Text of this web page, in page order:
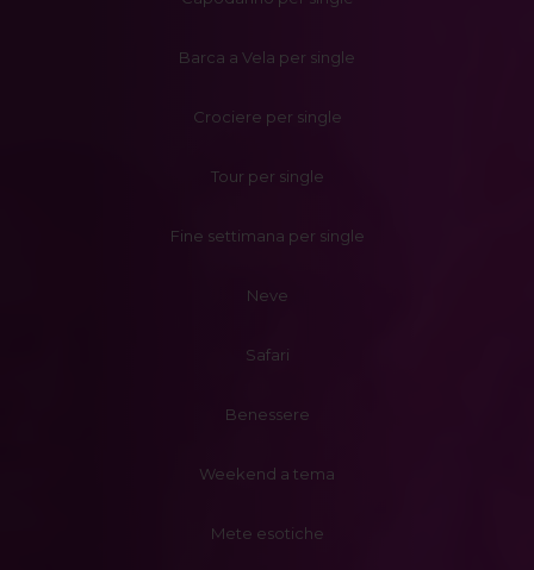
Barca a Vela per single
Crociere per single
Tour per single
Fine settimana per single
Neve
Safari
Benessere
Weekend a tema
Mete esotiche